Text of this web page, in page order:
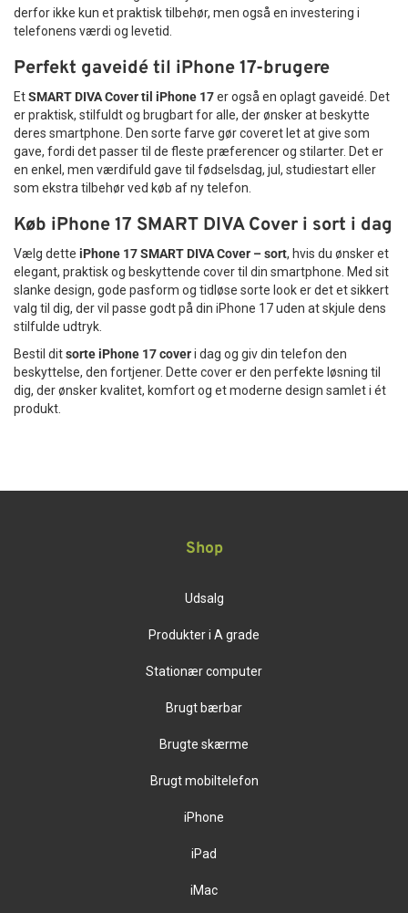
derfor ikke kun et praktisk tilbehør, men også en investering i
telefonens værdi og levetid.
Perfekt gaveidé til iPhone 17-brugere
EtSMART DIVA Cover til iPhone 17er også en oplagt gaveidé. Det
er praktisk, stilfuldt og brugbart for alle, der ønsker at beskytte
deres smartphone. Den sorte farve gør coveret let at give som
gave, fordi det passer til de fleste præferencer og stilarter. Det er
en enkel, men værdifuld gave til fødselsdag, jul, studiestart eller
som ekstra tilbehør ved køb af ny telefon.
Køb iPhone 17 SMART DIVA Cover i sort i dag
Vælg dette iPhone 17 SMART DIVA Cover – sort, hvis du ønsker et
elegant, praktisk og beskyttende cover til din smartphone. Med sit
slanke design, gode pasform og tidløse sorte look er det et sikkert
valg til dig, der vil passe godt på din iPhone 17 uden at skjule dens
stilfulde udtryk.
Bestil ditsorte iPhone 17 coveri dag og giv din telefon den
beskyttelse, den fortjener. Dette cover er den perfekte løsning til
dig, der ønsker kvalitet, komfort og et moderne design samlet i ét
produkt.
Shop
Udsalg
Produkter i A grade
Stationær computer
Brugt bærbar
Brugte skærme
Brugt mobiltelefon
iPhone
iPad
iMac